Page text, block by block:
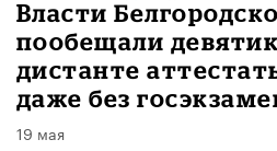
Власти
пообещали
дистанте
даже без
19 мая